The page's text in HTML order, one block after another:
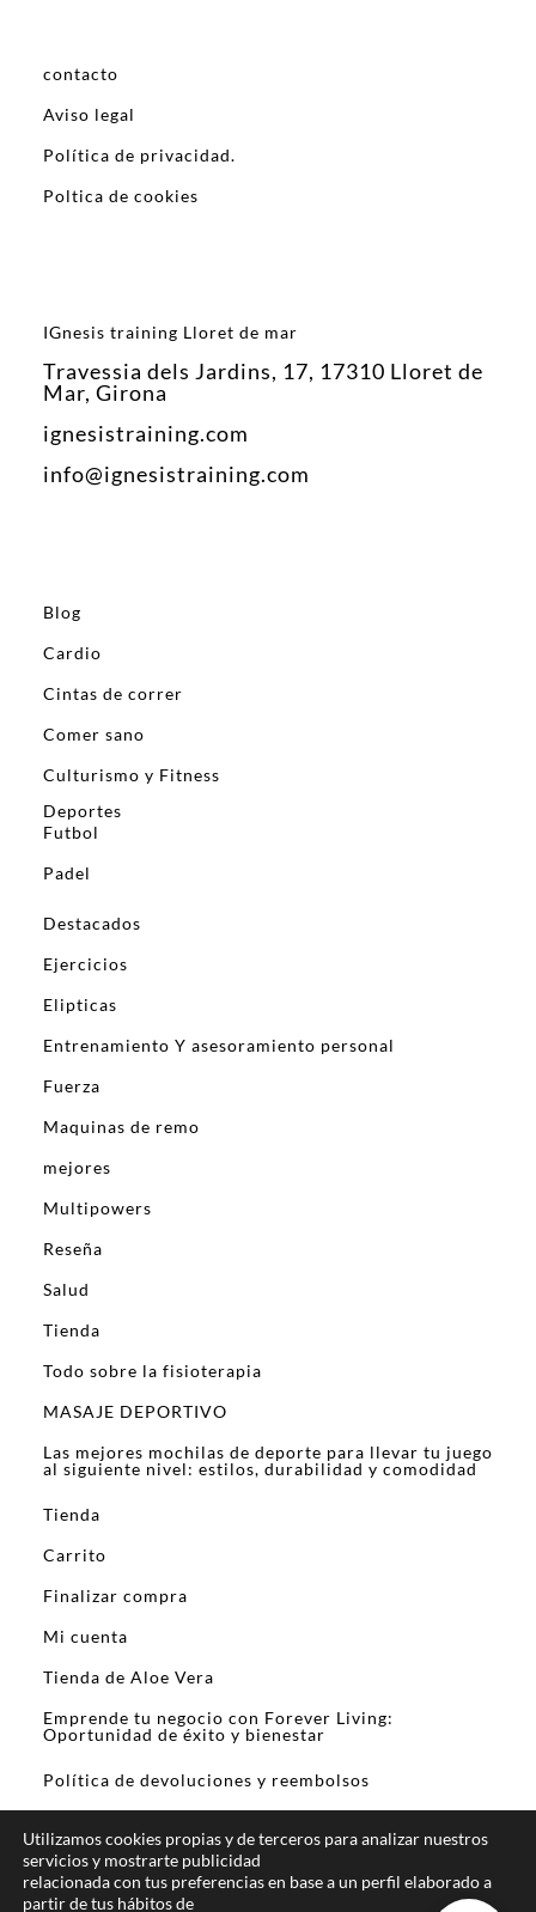
contacto
Aviso legal
Política de privacidad.
Poltica de cookies
IGnesis training Lloret de mar
Travessia dels Jardins, 17, 17310 Lloret de
Mar, Girona
ignesistraining.com
info@ignesistraining.com
Blog
Cardio
Cintas de correr
Comer sano
Culturismo y Fitness
Deportes
Futbol
Padel
Destacados
Ejercicios
Elipticas
Entrenamiento Y asesoramiento personal
Fuerza
Maquinas de remo
mejores
Multipowers
Reseña
Salud
Tienda
Todo sobre la fisioterapia
MASAJE DEPORTIVO
Las mejores mochilas de deporte para llevar tu juego
al siguiente nivel: estilos, durabilidad y comodidad
Tienda
Carrito
Finalizar compra
Mi cuenta
Tienda de Aloe Vera
Emprende tu negocio con Forever Living:
Oportunidad de éxito y bienestar
Política de devoluciones y reembolsos
Utilizamos cookies propias y de terceros para analizar nuestros
servicios y mostrarte publicidad
relacionada con tus preferencias en base a un perfil elaborado a
partir de tus hábitos de